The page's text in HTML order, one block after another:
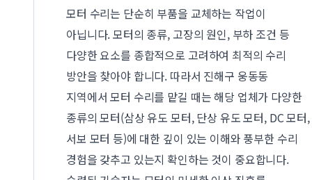
모터 수리는 단순히 부품을 교체하는 작업이
아닙니다. 모터의 종류, 고장의 원인, 부하 조건 등
다양한 요소를 종합적으로 고려하여 최적의 수리
방안을 찾아야 합니다. 따라서 진해구 웅동동
지역에서 모터 수리를 맡길 때는 해당 업체가 다양한
종류의 모터(삼상 유도 모터, 단상 유도 모터, DC 모터,
서보 모터 등)에 대한 깊이 있는 이해와 풍부한 수리
경험을 갖추고 있는지 확인하는 것이 중요합니다.